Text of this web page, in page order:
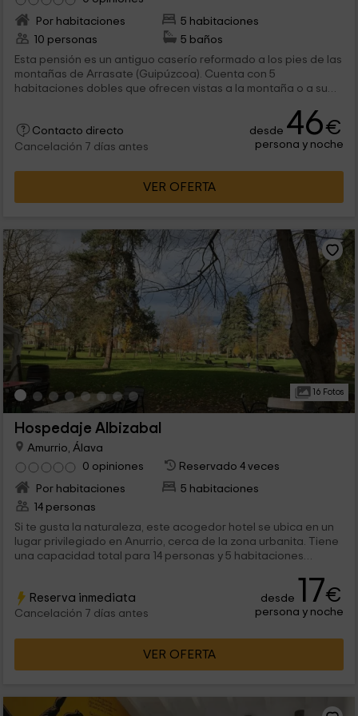
Por habitaciones
5 habitaciones
10 personas
5 baños
Esta pensión es un antiguo caserío reformado a los pies de las
montañas de Arrasate (Guipúzcoa). Cuenta con 5
habitaciones dobles que ofrecen vistas a la montaña o a su
Contacto directo
Cancelación 7 días antes
desde 46€
persona y noche
VER OFERTA
16 Fotos
Hospedaje Albizabal
Amurrio, Álava
0 opiniones
Reservado 4 veces
Por habitaciones
5 habitaciones
14 personas
Si te gusta la naturaleza, este acogedor hotel se ubica en un
lugar privilegiado en Anurrio, cerca de la zona urbanita. Tiene
una capacidad total para 14 personas y 5 habitaciones
Reserva inmediata
Cancelación 7 días antes
desde 17€
persona y noche
VER OFERTA